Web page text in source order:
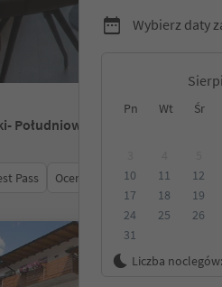
Wybierz daty
Pn Wt Śr
10
11 12
17
18 19
24
25 26
31
Liczba noclegów:
- Południowy Tyrol
Pass Ocena Kategoria